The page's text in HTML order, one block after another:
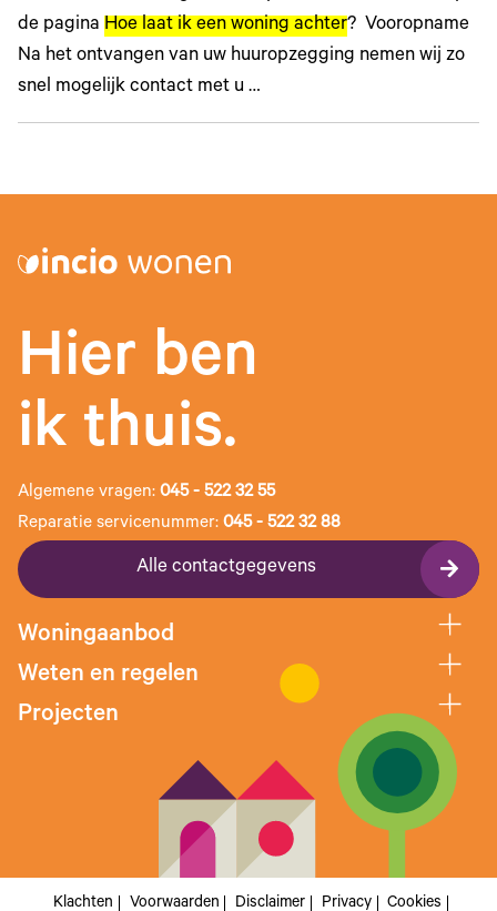
de pagina Hoe laat ik een woning achter? Vooropname
Na het ontvangen van uw huuropzegging nemen wij zo
snel mogelijk contact met u …
Hier ben
ik thuis.
Algemene vragen: 045 - 522 32 55
Reparatie servicenummer: 045 - 522 32 88
Alle contactgegevens
Woningaanbod
Weten en regelen
Projecten
Klachten Voorwaarden Disclaimer Privacy Cookies